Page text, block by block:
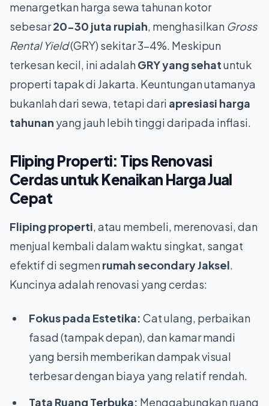
menargetkan harga sewa tahunan kotor
sebesar20-30 juta rupiah, menghasilkan Gross
Rental Yield(GRY) sekitar 3-4%. Meskipun
terkesan kecil, ini adalahGRY yang sehatuntuk
properti tapak di Jakarta. Keuntungan utamanya
bukanlah dari sewa, tetapi dari apresiasi harga
tahunan yang jauh lebih tinggi daripada inflasi.
Fliping Properti: Tips Renovasi
Cerdas untuk Kenaikan Harga Jual
Cepat
Fliping properti, atau membeli, merenovasi, dan
menjual kembali dalam waktu singkat, sangat
efektif di segmenrumah secondary Jaksel.
Kuncinya adalah renovasi yang cerdas:
Fokus pada Estetika: Cat ulang, perbaikan
fasad (tampak depan), dan kamar mandi
yang bersih memberikan dampak visual
terbesar dengan biaya yang relatif rendah.
Tata Ruang Terbuka: Menggabungkan ruang